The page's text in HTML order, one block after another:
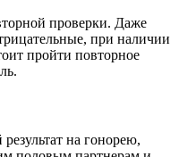
проверки. Даже
при наличии
пройти повторное
на гонорею,